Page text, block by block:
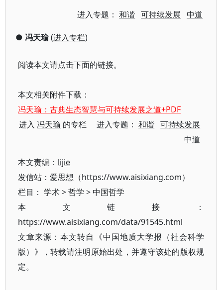
进入专题：和谐 可持续发展 中道
● 冯天瑜(进入专栏)
阅读本文请点击下面的链接。
本文相关附件下载：
冯天瑜：古典生态智慧与可持续发展之道+PDF
进入 冯天瑜 的专栏 进入专题：和谐 可持续发展
中道
本文责编： lijie
发信站：爱思想（https://www.aisixiang.com）
栏目： 学术>哲学 >中国哲学
本文链接：
https://www.aisixiang.com/data/91545.html
文章来源：本文转自《中国地质大学报（社会科学
版）》，转载请注明原始出处，并遵守该处的版权规
定。